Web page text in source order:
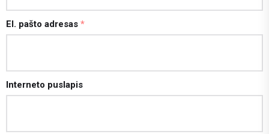
El. pašto adresas *
Interneto puslapis